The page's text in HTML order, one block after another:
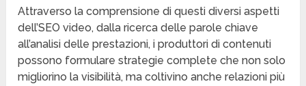
Attraverso la comprensione di questi diversi aspetti
dell’SEO video, dalla ricerca delle parole chiave
all’analisi delle prestazioni, i produttori di contenuti
possono formulare strategie complete che non solo
migliorino la visibilità, ma coltivino anche relazioni più